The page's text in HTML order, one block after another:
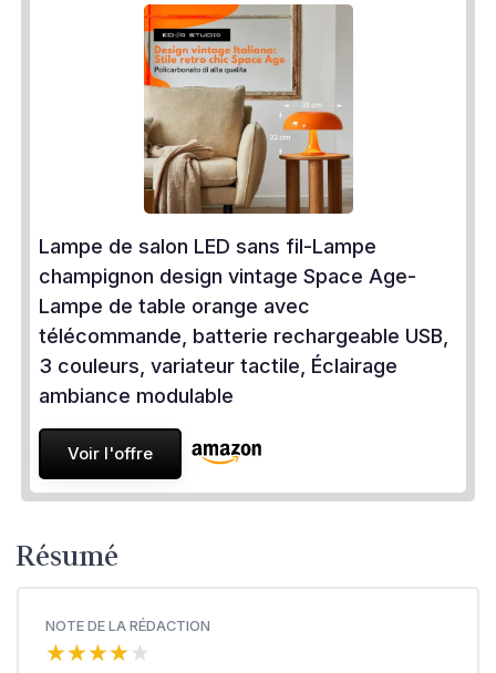
Lampe de salon LED sans fil-Lampe
champignon design vintage Space Age-
Lampe de table orange avec
télécommande, batterie rechargeable USB,
3 couleurs, variateur tactile, Éclairage
ambiance modulable
Voir l'offre
Résumé
NOTE DE LA RÉDACTION
★★★★★
★★★★★